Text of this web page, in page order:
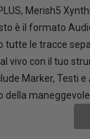
Merish5
è il formato
tutte le tracce
vivo con il tuo
Marker, Testi e
della